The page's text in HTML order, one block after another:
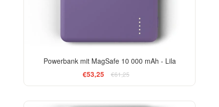
Powerbank mit MagSafe 10 000 mAh - Lila
€53,25
€61,25